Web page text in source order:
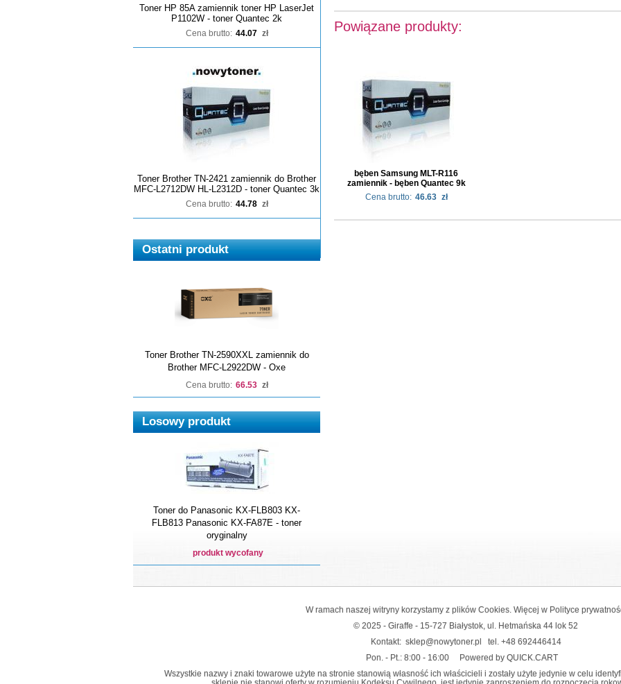
Toner HP 85A zamiennik toner HP LaserJet
P1102W - toner Quantec 2k
Cena brutto: 44.07 zł
Toner Brother TN-2421 zamiennik do Brother
MFC-L2712DW HL-L2312D - toner Quantec 3k
Cena brutto: 44.78 zł
Ostatni produkt
Toner Brother TN-2590XXL zamiennik do
Brother MFC-L2922DW - Oxe
Cena brutto: 66.53 zł
Losowy produkt
Toner do Panasonic KX-FLB803 KX-
FLB813 Panasonic KX-FA87E - toner
oryginalny
produkt wycofany
Powiązane produkty:
bęben Samsung MLT-R116
zamiennik - bęben Quantec 9k
Cena brutto: 46.63 zł
W ramach naszej witryny korzystamy z plików Cookies. Więcej w Polityce
© 2025 - Giraffe - 15-727 Białystok, ul. Hetmańska 44 lok 52
Kontakt: sklep@nowytoner.pl tel. +48 692446414
Pon. - Pt.: 8:00 - 16:00
Powered by QUICK.CART
Wszystkie nazwy i znaki towarowe użyte na stronie stanowią własność ich właścicieli i zostały użyte jedynie w celu